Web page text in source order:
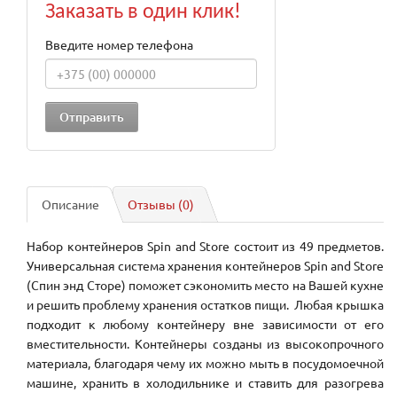
Заказать в один клик!
Введите номер телефона
Описание Отзывы (0)
Набор контейнеров Spin and Store состоит из 49 предметов.
Универсальная система хранения контейнеров Spin and Store
(Спин энд Сторе) поможет сэкономить место на Вашей кухне
и решить проблему хранения остатков пищи. Любая крышка
подходит к любому контейнеру вне зависимости от его
вместительности. Контейнеры созданы из высокопрочного
материала, благодаря чему их можно мыть в посудомоечной
машине, хранить в холодильнике и ставить для разогрева